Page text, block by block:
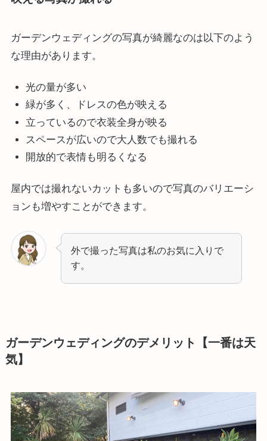
ガーデンウェディングの写真が綺麗なのは以下のよう
な理由があります。
光の量が多い
緑が多く、ドレスの色が映える
立っているので衣装全身が映る
スペースが広いので大人数でも撮れる
開放的で表情も明るくなる
屋内では撮れないカットも多いので写真のバリエーシ
ョンも増やすことができます。
外で撮った写真は私のお気に入りで
す。
ガーデンウェディングのデメリット【一番は天
気】